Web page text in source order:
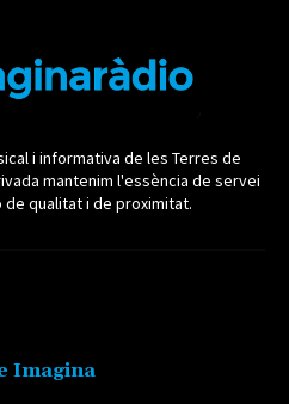
i informativa de les Terres de
mantenim l'essència de servei
qualitat i de proximitat.
Imagina